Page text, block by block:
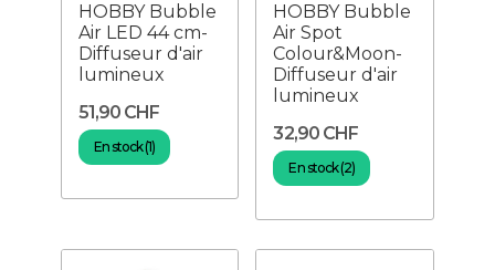
HOBBY Bubble
Air LED 44 cm-
Diffuseur d'air
lumineux
51,90 CHF
En stock (1)
HOBBY Bubble
Air Spot
Colour&Moon-
Diffuseur d'air
lumineux
32,90 CHF
En stock (2)